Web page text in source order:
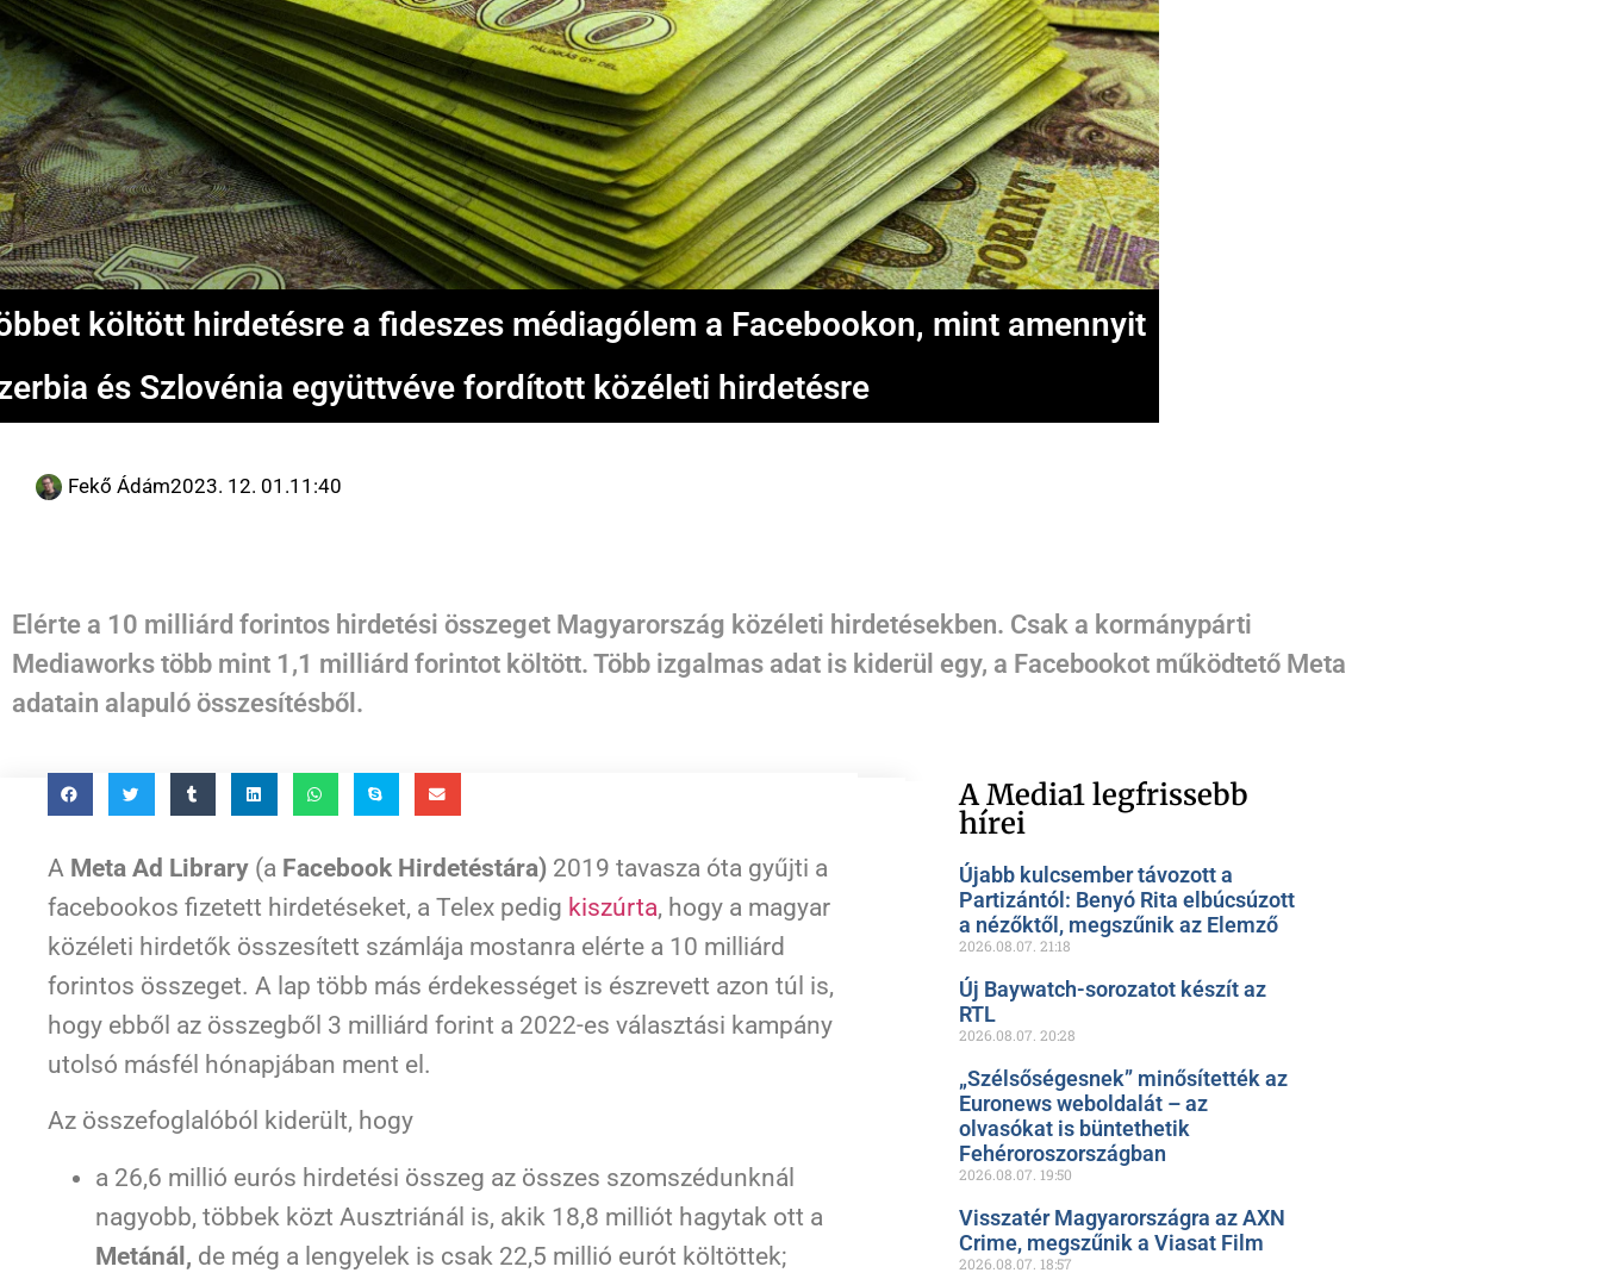
költött hirdetésre a fideszes médiagólem a Facebookon, mint amennyit
és Szlovénia együttvéve fordított közéleti hirdetésre
Fekő Ádám2023. 12. 01.11:40
Elérte a 10 milliárd forintos hirdetési összeget Magyarország közéleti hirdetésekben. Csak a kormánypárti
Mediaworks több mint 1,1 milliárd forintot költött. Több izgalmas adat is kiderül egy, a Facebookot működtető Meta
adatain alapuló összesítésből.
A Meta Ad Library (a Facebook Hirdetéstára) 2019 tavasza óta gyűjti a
facebookos fizetett hirdetéseket, a Telex pedig kiszúrta, hogy a magyar
közéleti hirdetők összesített számlája mostanra elérte a 10 milliárd
forintos összeget. A lap több más érdekességet is észrevett azon túl is,
hogy ebből az összegből 3 milliárd forint a 2022-es választási kampány
utolsó másfél hónapjában ment el.
Az összefoglalóból kiderült, hogy
a 26,6 millió eurós hirdetési összeg az összes szomszédunknál
nagyobb, többek közt Ausztriánál is, akik 18,8 milliót hagytak ott a
Metánál, de még a lengyelek is csak 22,5 millió eurót költöttek;
A Media1 legfrissebb
hírei
Újabb kulcsember távozott a
Partizántól: Benyó Rita elbúcsúzott
a nézőktől, megszűnik az Elemző
2026.08.07. 21:18
Új Baywatch-sorozatot készít az
RTL
2026.08.07. 20:28
„Szélsőségesnek” minősítették az
Euronews weboldalát – az
olvasókat is büntethetik
Fehéroroszországban
2026.08.07. 19:50
Visszatér Magyarországra az AXN
Crime, megszűnik a Viasat Film
2026.08.07. 18:57